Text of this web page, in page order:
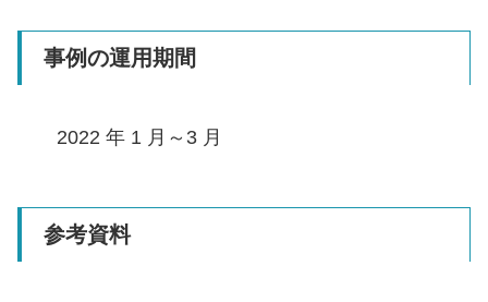
事例の運用期間
2022 年 1 月～3 月
参考資料